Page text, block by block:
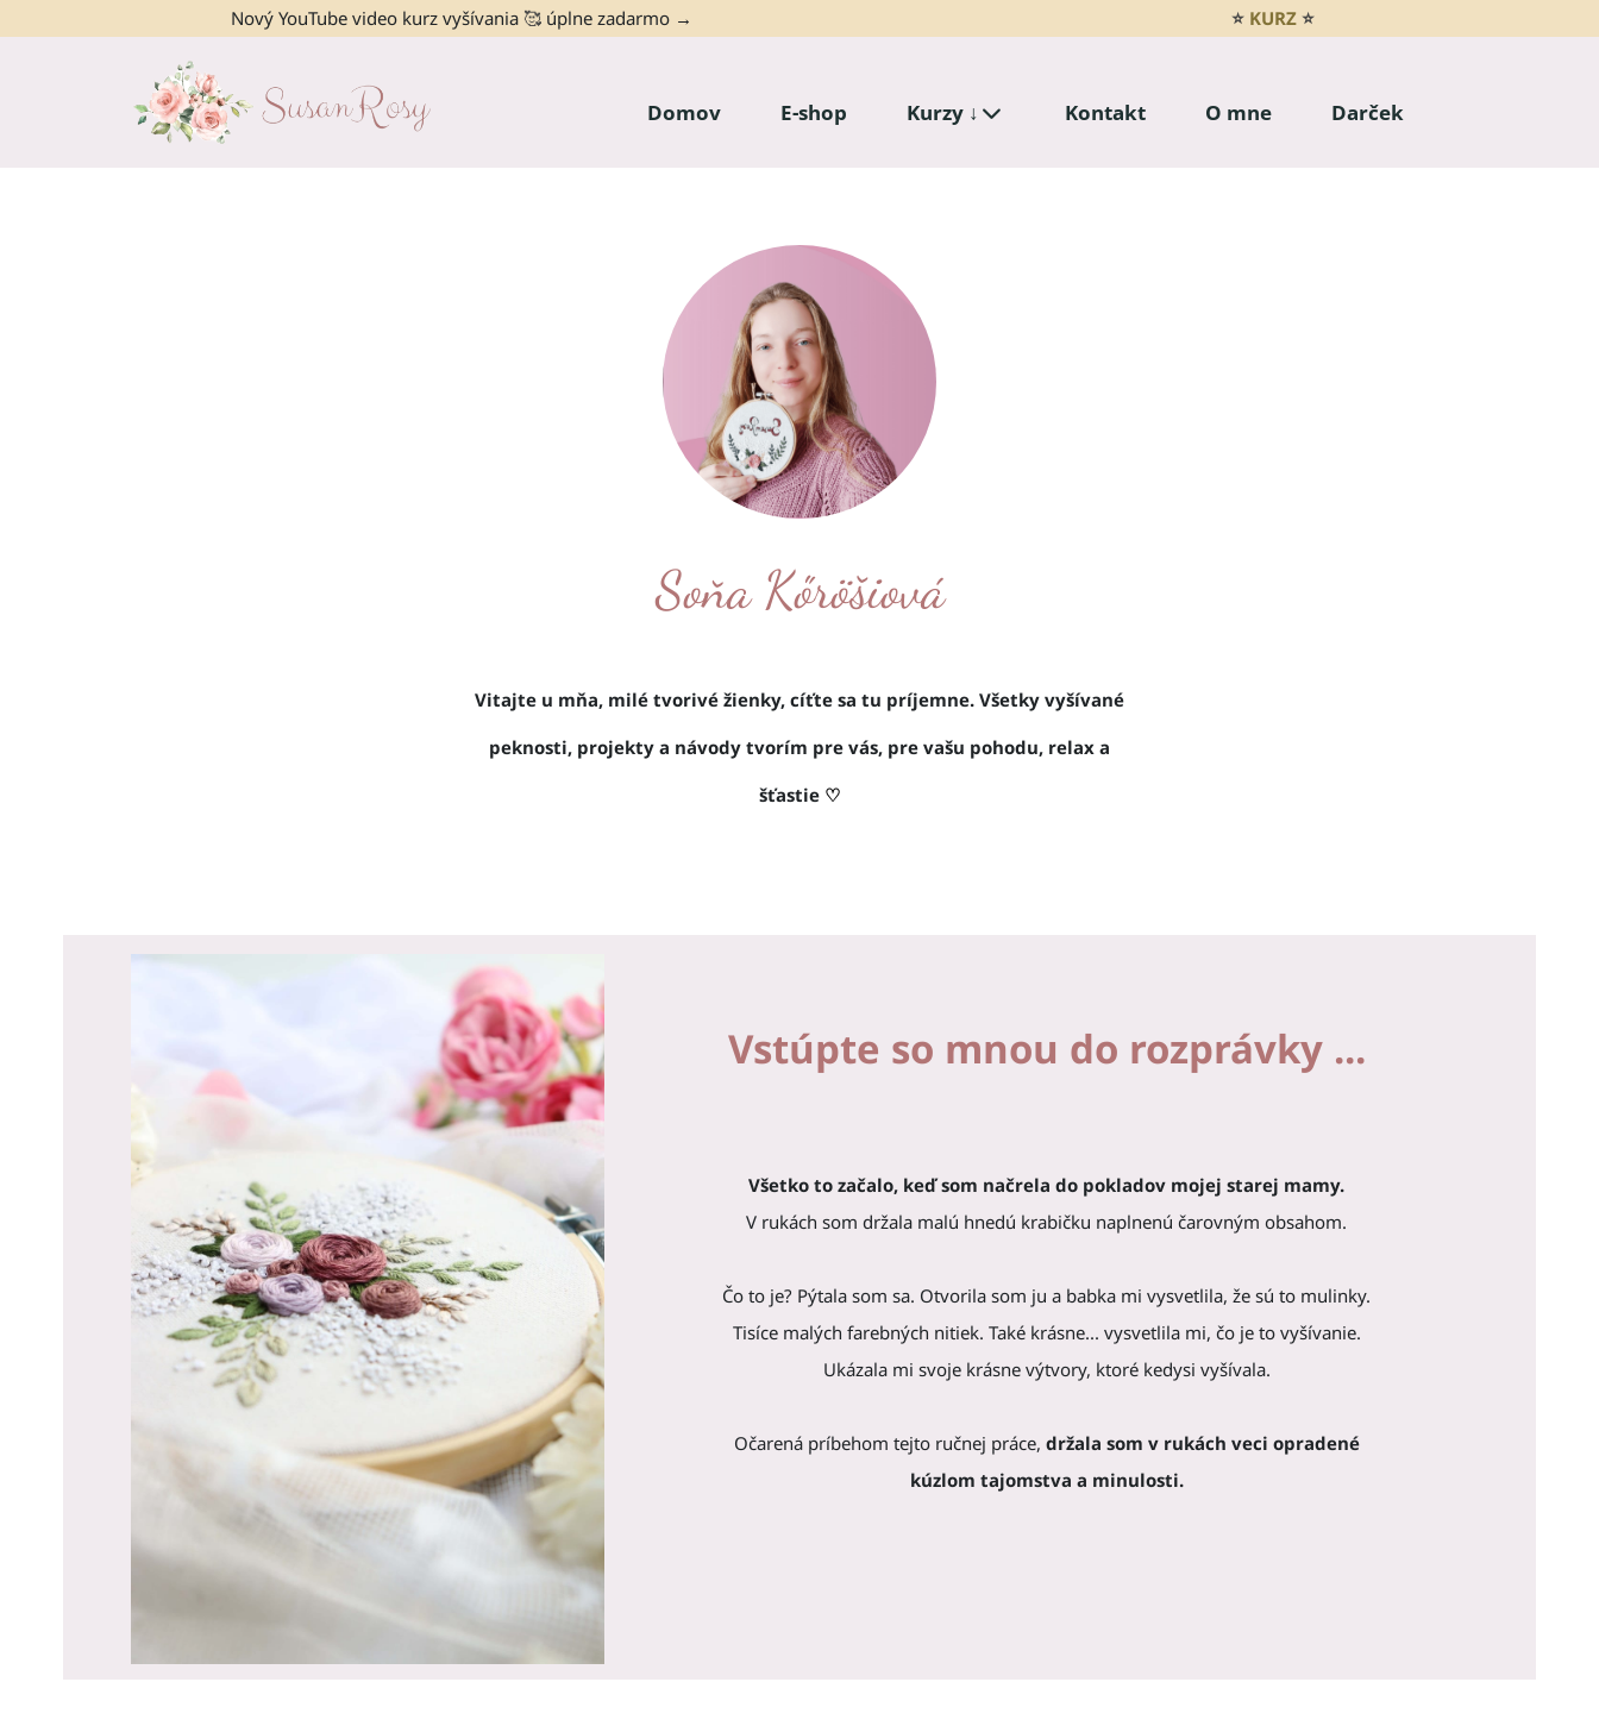
Nový YouTube video kurz vyšívania 🥰 úplne zadarmo → ⭐ KURZ ⭐
Domov E-shop Kurzy ↓ Kontakt O mne Darček
Soňa Kőröšiová
Vitajte u mňa, milé tvorivé žienky, cíťte sa tu príjemne. Všetky vyšívané
peknosti, projekty a návody tvorím pre vás, pre vašu pohodu, relax a
šťastie ♡
Vstúpte so mnou do rozprávky ...
Všetko to začalo, keď som načrela do pokladov mojej starej mamy.
V rukách som držala malú hnedú krabičku naplnenú čarovným obsahom.
Čo to je? Pýtala som sa. Otvorila som ju a babka mi vysvetlila, že sú to mulinky.
Tisíce malých farebných nitiek. Také krásne... vysvetlila mi, čo je to vyšívanie.
Ukázala mi svoje krásne výtvory, ktoré kedysi vyšívala.
Očarená príbehom tejto ručnej práce, držala som v rukách veci opradené
kúzlom tajomstva a minulosti.